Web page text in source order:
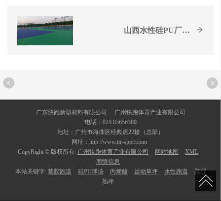
山西水性硅PU厂,硅PU...
广东快跑新型材料有限公司 广州快跑体育产业有限公司
电话：020 85656380
地址：广州市海珠区经典居22楼（总部）
网址：http://www.ttr-sport.com
CopyRight © 版权所有: 广州快跑体育产业有限公司 网站地图
XML
商情信息
本站关键字: 塑胶跑道 硅PU球场 丙烯酸 运动草坪 水性跑道
聚脲
地坪